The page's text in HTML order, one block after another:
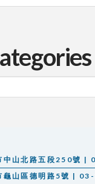
中山北路五段250號
龜山區德明路5號 |